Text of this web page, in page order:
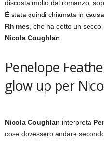
discosta molto dal romanzo,
È stata quindi chiamata in
Rhimes , che ha detto un
Nicola Coughlan
Penelope
glow up per
Nicola Coughlan interpreta
cose dovessero andare